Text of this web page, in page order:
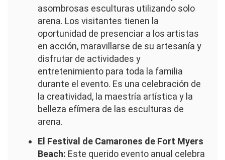
asombrosas esculturas utilizando solo
arena. Los visitantes tienen la
oportunidad de presenciar a los artistas
en acción, maravillarse de su artesanía y
disfrutar de actividades y
entretenimiento para toda la familia
durante el evento. Es una celebración de
la creatividad, la maestría artística y la
belleza efímera de las esculturas de
arena.
El Festival de Camarones de Fort Myers
Beach: Este querido evento anual celebra